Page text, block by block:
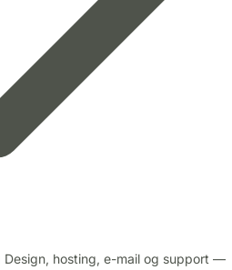
Design, hosting, e-mail og support —